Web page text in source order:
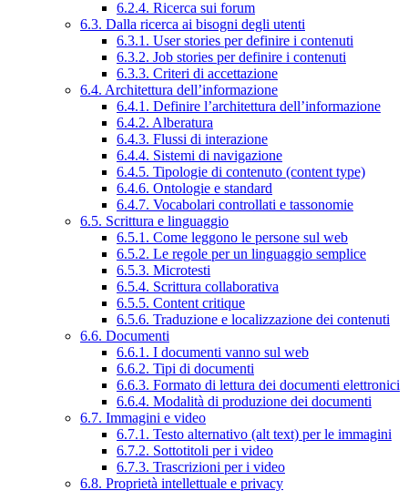
6.2.4. Ricerca sui forum
6.3. Dalla ricerca ai bisogni degli utenti
6.3.1. User stories per definire i contenuti
6.3.2. Job stories per definire i contenuti
6.3.3. Criteri di accettazione
6.4. Architettura dell’informazione
6.4.1. Definire l’architettura dell’informazione
6.4.2. Alberatura
6.4.3. Flussi di interazione
6.4.4. Sistemi di navigazione
6.4.5. Tipologie di contenuto (content type)
6.4.6. Ontologie e standard
6.4.7. Vocabolari controllati e tassonomie
6.5. Scrittura e linguaggio
6.5.1. Come leggono le persone sul web
6.5.2. Le regole per un linguaggio semplice
6.5.3. Microtesti
6.5.4. Scrittura collaborativa
6.5.5. Content critique
6.5.6. Traduzione e localizzazione dei contenuti
6.6. Documenti
6.6.1. I documenti vanno sul web
6.6.2. Tipi di documenti
6.6.3. Formato di lettura dei documenti elettronici
6.6.4. Modalità di produzione dei documenti
6.7. Immagini e video
6.7.1. Testo alternativo (alt text) per le immagini
6.7.2. Sottotitoli per i video
6.7.3. Trascrizioni per i video
6.8. Proprietà intellettuale e privacy